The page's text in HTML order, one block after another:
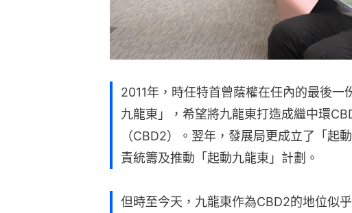
2011年，時任特首曾蔭權在任內的最後一
九龍東」，希望將九龍東打造成繼中環
（CBD2）。翌年，發展局更成立了「起
責統籌及推動「起動九龍東」計劃。
但時至今天，九龍東作為CBD2的地位似